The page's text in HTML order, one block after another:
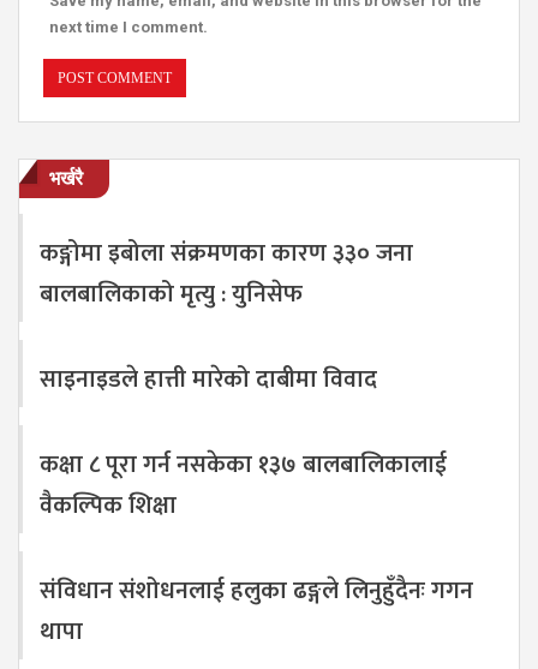
next time I comment.
भर्खरै
कङ्गोमा इबोला संक्रमणका कारण ३३० जना
बालबालिकाको मृत्यु : युनिसेफ
साइनाइडले हात्ती मारेको दाबीमा विवाद
कक्षा ८ पूरा गर्न नसकेका १३७ बालबालिकालाई
वैकल्पिक शिक्षा
संविधान संशोधनलाई हलुका ढङ्गले लिनुहुँदैनः गगन
थापा